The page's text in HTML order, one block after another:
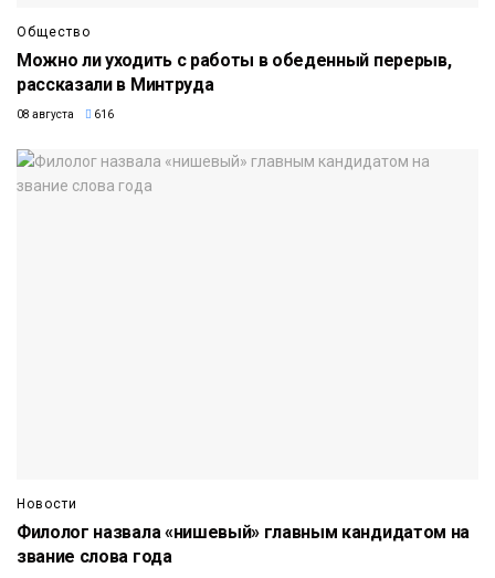
Общество
Можно ли уходить с работы в обеденный перерыв,
рассказали в Минтруда
08 августа 616
Новости
Филолог назвала «нишевый» главным кандидатом на
звание слова года